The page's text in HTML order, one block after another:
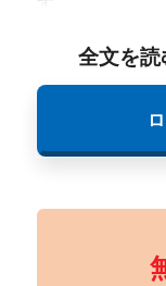
す。
全文を